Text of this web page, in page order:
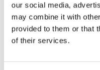
our social media,
may combine it with
provided to them or that
of their services.
Lyngdorf Audio
284.06 KB